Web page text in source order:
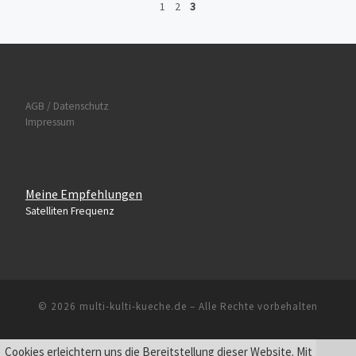
1 2 3
AGB / Datenschutz
Impressum
Meine Empfehlungen
Satelliten Frequenz
© 2026 multi-kulti-kueche.de – Alle Rechte vorbehalten
Cookies erleichtern uns die Bereitstellung dieser Website. Mit